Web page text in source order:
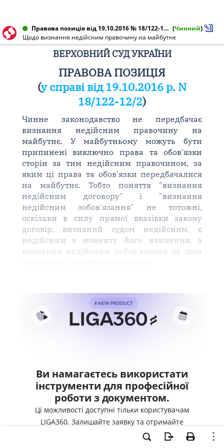
Правова позиція від 19.10.2016 № 18/122-12/2 (Чинний)
Щодо визнання недійсним правочину на майбутнє
ВЕРХОВНИЙ СУД УКРАЇНИ
ПРАВОВА ПОЗИЦІЯ
(у справі від 19.10.2016 р. N
18/122-12/2)
Чинне законодавство не передбачає
визнання недійсним правочину на
майбутнє. У майбутньому можуть бути
припинені виключно права та обов'язки
сторін за тим недійсним правочином, за
яким ці права та обов'язки передбачалися
на майбутнє. Тобто поняття "визнання
недійсним договору" і "визнання
недійсним зобов'язання" не тотожні,
оскільки в силу прямої вказівки закону
договір, визнаний судом недійсним, є
недійсним з моменту його вчинення, а
визнання недійсним зобов'язання за цим
Ви намагаєтесь використати
інструменти для професійної
роботи з документом.
Ці можливості доступні тільки користувачам
LIGA360. Залишайте заявку та отримайте
доступ для професійної роботи прямо зараз.